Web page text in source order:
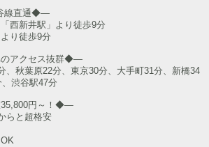
線直通◆―
西新井駅」より徒歩9分
り徒歩9分
アクセス抜群◆―
、秋葉原22分、東京30分、大手町31分、新橋34
渋谷駅47分
円～！◆―
らと超格安